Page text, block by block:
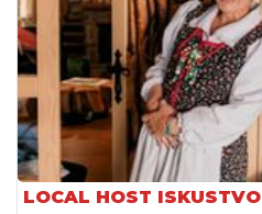
LOCAL HOST ISKUSTVO